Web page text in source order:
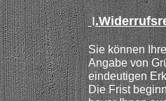
I
Sie können
Angabe von
eindeutigen
Die Frist